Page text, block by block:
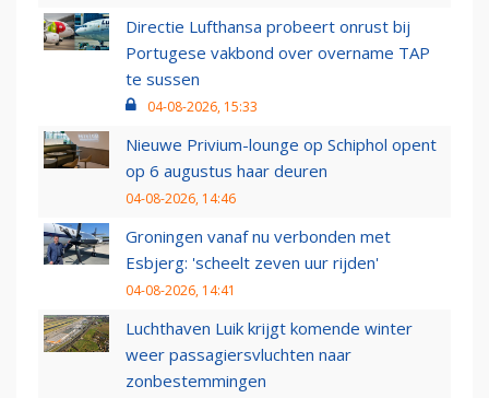
Directie Lufthansa probeert onrust bij
Portugese vakbond over overname TAP
te sussen
04-08-2026, 15:33
Nieuwe Privium-lounge op Schiphol opent
op 6 augustus haar deuren
04-08-2026, 14:46
Groningen vanaf nu verbonden met
Esbjerg: 'scheelt zeven uur rijden'
04-08-2026, 14:41
Luchthaven Luik krijgt komende winter
weer passagiersvluchten naar
zonbestemmingen